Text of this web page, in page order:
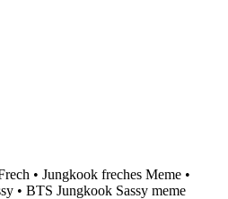
• Jungkook freches Meme •
• BTS Jungkook Sassy meme